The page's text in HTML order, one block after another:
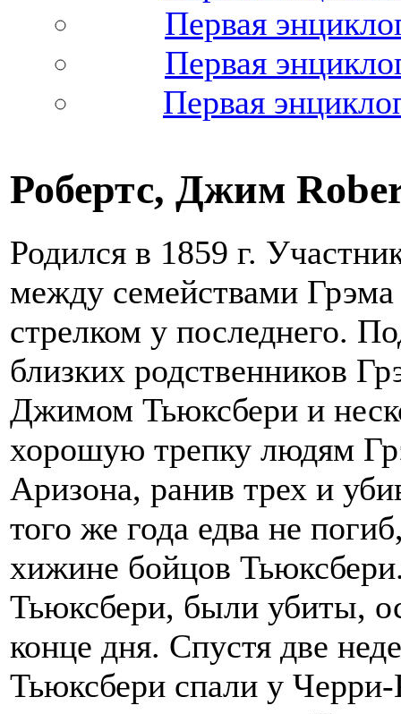
Первая
Первая
Первая
Робертс, Джим
Родился в 1859 г.
между семействами
стрелком у последнего.
близких родственников
Джимом Тьюксбери и
хорошую трепку людям
Аризона, ранив трех и
того же года едва не
хижине бойцов
Тьюксбери, были убиты,
конце дня. Спустя две
Тьюксбери спали у Черри-